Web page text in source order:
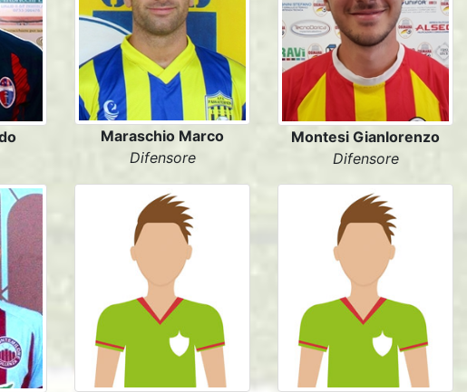
Maraschio Marco
Difensore
Montesi Gianlorenzo
Difensore